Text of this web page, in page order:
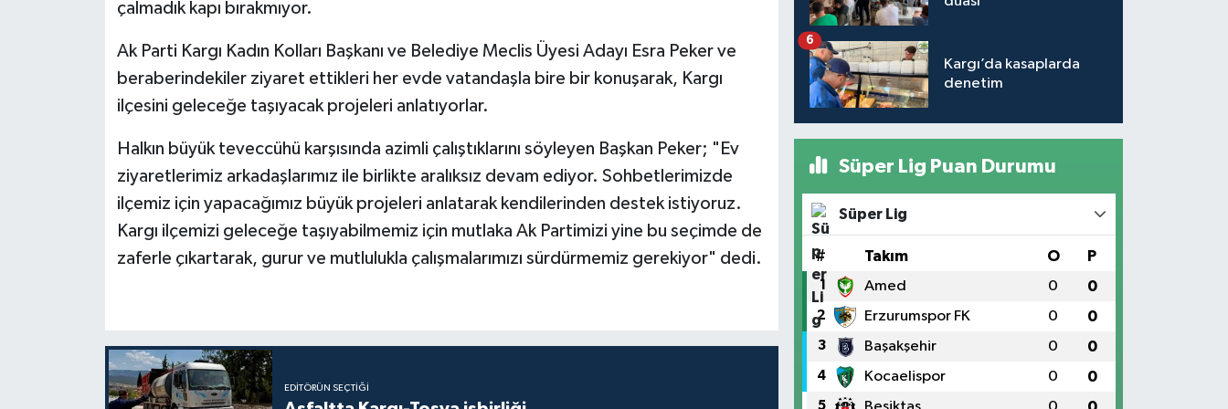
çalmadık kapı bırakmıyor.
Ak Parti Kargı Kadın Kolları Başkanı ve Belediye Meclis Üyesi Adayı Esra Peker ve
beraberindekiler ziyaret ettikleri her evde vatandaşla bire bir konuşarak, Kargı
ilçesini geleceğe taşıyacak projeleri anlatıyorlar.
Halkın büyük teveccühü karşısında azimli çalıştıklarını söyleyen Başkan Peker; "Ev
ziyaretlerimiz arkadaşlarımız ile birlikte aralıksız devam ediyor. Sohbetlerimizde
ilçemiz için yapacağımız büyük projeleri anlatarak kendilerinden destek istiyoruz.
Kargı ilçemizi geleceğe taşıyabilmemiz için mutlaka Ak Partimizi yine bu seçimde de
zaferle çıkartarak, gurur ve mutlulukla çalışmalarımızı sürdürmemiz gerekiyor" dedi.
EDITÖRÜN SEÇTIĞI
Kargı’da kasaplarda
denetim
6
Süper Lig Puan Durumu
Süper Lig
# Takım O P
1 Amed 0 0
2 Erzurumspor FK 0 0
3 Başakşehir 0 0
4 Kocaelispor 0 0
5